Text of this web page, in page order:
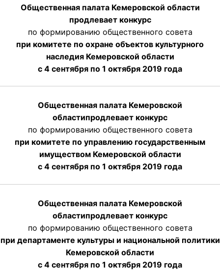
Общественная палата Кемеровской области
продлевает конкурс
по формированию общественного совета
при комитете по охране объектов культурного
наследия Кемеровской области
с 4 сентября по 1 октября 2019 года
Общественная палата Кемеровской
областипродлевает конкурс
по формированию общественного совета
при комитете по управлению государственным
имуществом Кемеровской области
с 4 сентября по 1 октября 2019 года
Общественная палата Кемеровской
областипродлевает конкурс
по формированию общественного совета
при департаменте культуры и национальной политики
Кемеровской области
с 4 сентября по 1 октября 2019 года